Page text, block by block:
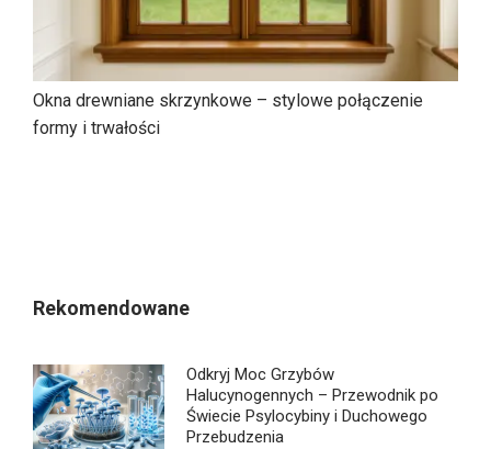
Okna drewniane skrzynkowe – stylowe połączenie
formy i trwałości
Rekomendowane
Odkryj Moc Grzybów
Halucynogennych – Przewodnik po
Świecie Psylocybiny i Duchowego
Przebudzenia